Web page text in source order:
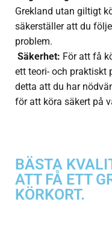
Grekland utan giltigt
säkerställer att du
problem.
Säkerhet: För att få
ett teori- och praktiskt
detta att du har
för att köra säkert på
BÄSTA
ATT FÅ ETT
KÖRKORT.